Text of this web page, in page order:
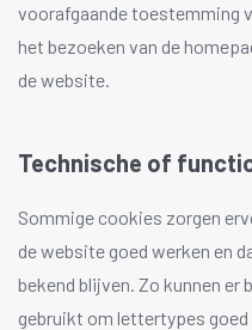
voorafgaande toestemming
het bezoeken van de
de website.
Technische of
Sommige cookies zorgen
de website goed werken en
bekend blijven. Zo kunnen
gebruikt om lettertypes goed